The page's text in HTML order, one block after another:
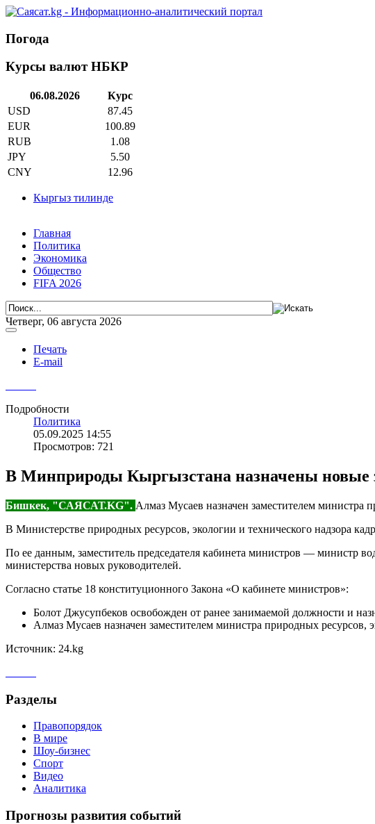
Погода
Курсы валют НБКР
06.08.2026
Курс
USD
87.45
EUR
100.89
RUB
1.08
JPY
5.50
CNY
12.96
Кыргыз тилинде
Главная
Политика
Экономика
Общество
FIFA 2026
Четверг, 06 августа 2026
Печать
E-mail
Подробности
Политика
05.09.2025 14:55
Просмотров: 721
В Минприроды Кыргызстана назначены новые
Бишкек, "САЯСАТ.KG". Алмаз Мусаев назначен заместителем министра
В Министерстве природных ресурсов, экологии и технического надзора
По ее данным, заместитель председателя кабинета министров — министр
министерства новых руководителей.
Согласно статье 18 конституционного Закона «О кабинете министров»:
Болот Джусупбеков освобожден от ранее занимаемой должности и
Алмаз Мусаев назначен заместителем министра природных ресурсов,
Источник: 24.kg
Разделы
Правопорядок
В мире
Шоу-бизнес
Спорт
Видео
Аналитика
Прогнозы развития событий